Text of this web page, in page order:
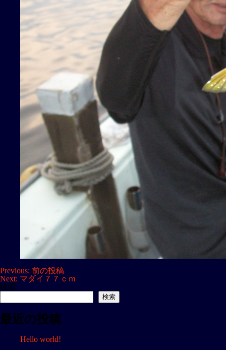
投
稿
ゲ
Previous: 前の投稿
Next: マダイ７７ｃｍ
検索
検索
最近の投稿
Hello world!